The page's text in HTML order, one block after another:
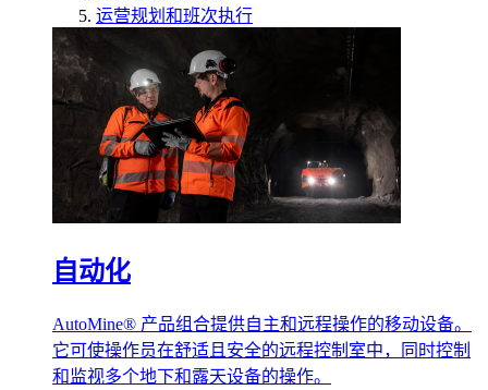
运营规划和班次执行
自动化
AutoMine® 产品组合提供自主和远程操作的移动设备。
它可使操作员在舒适且安全的远程控制室中，同时控制
和监视多个地下和露天设备的操作。